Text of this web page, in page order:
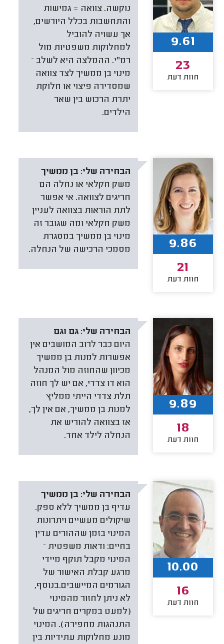
נוקשה. צוואה = גמישות
והתחשבות בכלל היורשים,
אך עשויה להוביל
למחלוקות משפטיות מול
רמ"י. ההמלצה היא לשלב –
מינוי בן ממשיך לצד צוואה
שמסדירה פיצוי או חלוקת
יתרת הרכוש בין שאר
הילדים.
9.61
23
חוות דעת
הבחירה שלי: בן ממשיך
משק חקלאי או נחלה הם
חריגים לצוואה. אי אפשר
לתת הוראות בצוואה לעניין
משק חקלאי ומה שגובר זה
מינוי בן ממשיך במסגרת
מסמכי הרכישה של הנחלה.
9.86
21
חוות דעת
הבחירה שלי: גם וגם
היום כבר לרוב המושבים אין
אפשרות למנות בן ממשיך
מכיוון שהחוזה מול המנהל
הוא דו צדדי, אם יש לך חוזה
תלת צדדי הייתי ממליץ
למנות בן ממשיך, אם אין לך,
אז בצוואה להוריש את
הנחלה לילד אחד.
9.89
18
חוות דעת
הבחירה שלי: בן ממשיך
עדיף בן ממשיך ללא ספק.
שיקולים מעשיים ויתרונות
המינוי בזמן שההורים עדין
בחיים: ודאות משפטית –
המינוי מקבל תוקף מיידי
מרגע קבלת האישור של
הגורמים המיישבים.בנוסף,
לא ניתן לחזור מהמינוי
(למעט במקרים חריגים של
התנהגות מחפירה). המינוי
מונע מחלוקות עתידיות בין
10.00
16
חוות דעת